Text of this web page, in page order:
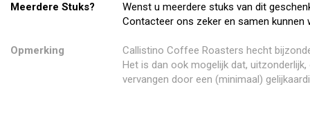
Meerdere Stuks?
Wenst u meerdere stuks van dit
Contacteer ons zeker en samen
Opmerking
Callistino Coffee Roasters hecht
Het is dan ook mogelijk dat,
vervangen door een (minimaal)